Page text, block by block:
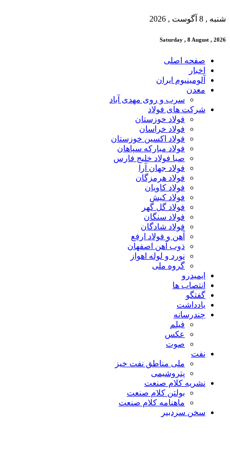
شنبه , 8 آگوست , 2026
Saturday , 8 August , 2026
صفحه اصلی
اخبار
آلومینیوم ایران
معدن
سرب و روی مهدی آباد
شرکت های فولاد
فولاد خوزستان
فولاد خراسان
فولاد اکسین خوزستان
فولاد مبارکه سپاهان
صبا فولاد خلیج فارس
فولاد جهان آرا
فولاد هرمزگان
فولاد کاویان
فولاد کیش
فولاد گل گهر
فولاد سنگان
فولاد شادگان
آهن و فولاد ارفع
ذوب آهن اصفهان
نورد و لوله اهواز
گروه ملی
ایمیدرو
انتصاب ها
گفتگو
یادداشت
چندرسانه
فیلم
عکس
صوت
نفت
ملی مناطق نفت خیز
پتروشیمی
نشریه کلام صنعت
بولتن کلام صنعت
ماهنامه کلام صنعت
سخن سردبیر